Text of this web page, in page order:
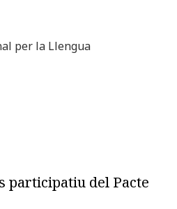
per la Llengua
participatiu del Pacte